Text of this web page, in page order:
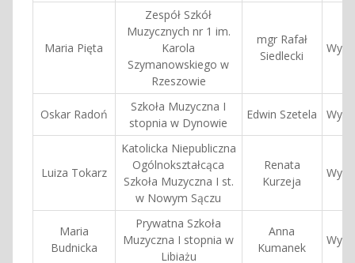
Maria Pięta
Zespół Szkół
Muzycznych nr 1 im.
Karola
Szymanowskiego w
Rzeszowie
mgr Rafał
Siedlecki
Oskar Radoń
Szkoła Muzyczna I
stopnia w Dynowie
Edwin Szetela
Luiza Tokarz
Katolicka Niepubliczna
Ogólnokształcąca
Szkoła Muzyczna I st.
w Nowym Sączu
Renata
Kurzeja
Maria
Budnicka
Prywatna Szkoła
Muzyczna I stopnia w
Libiażu
Anna
Kumanek